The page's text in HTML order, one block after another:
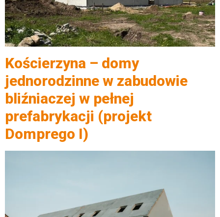
Kościerzyna – domy
jednorodzinne w zabudowie
bliźniaczej w pełnej
prefabrykacji (projekt
Domprego I)